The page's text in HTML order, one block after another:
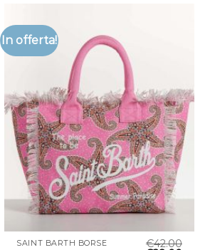
In offerta!
SAINT BARTH BORSE €42.00